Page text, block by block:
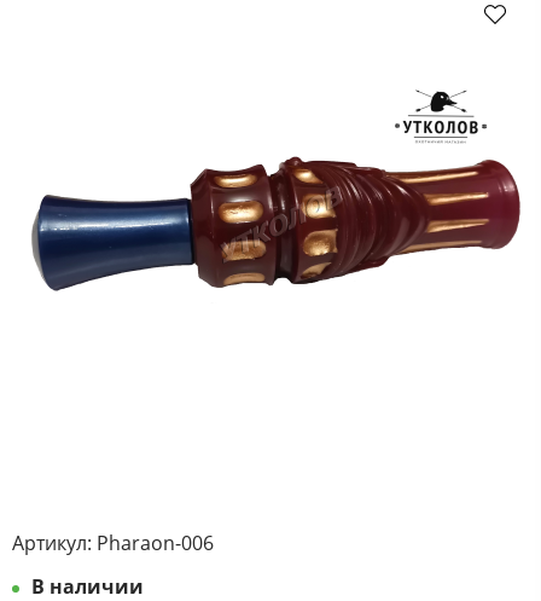
Артикул: Pharaon-006
В наличии